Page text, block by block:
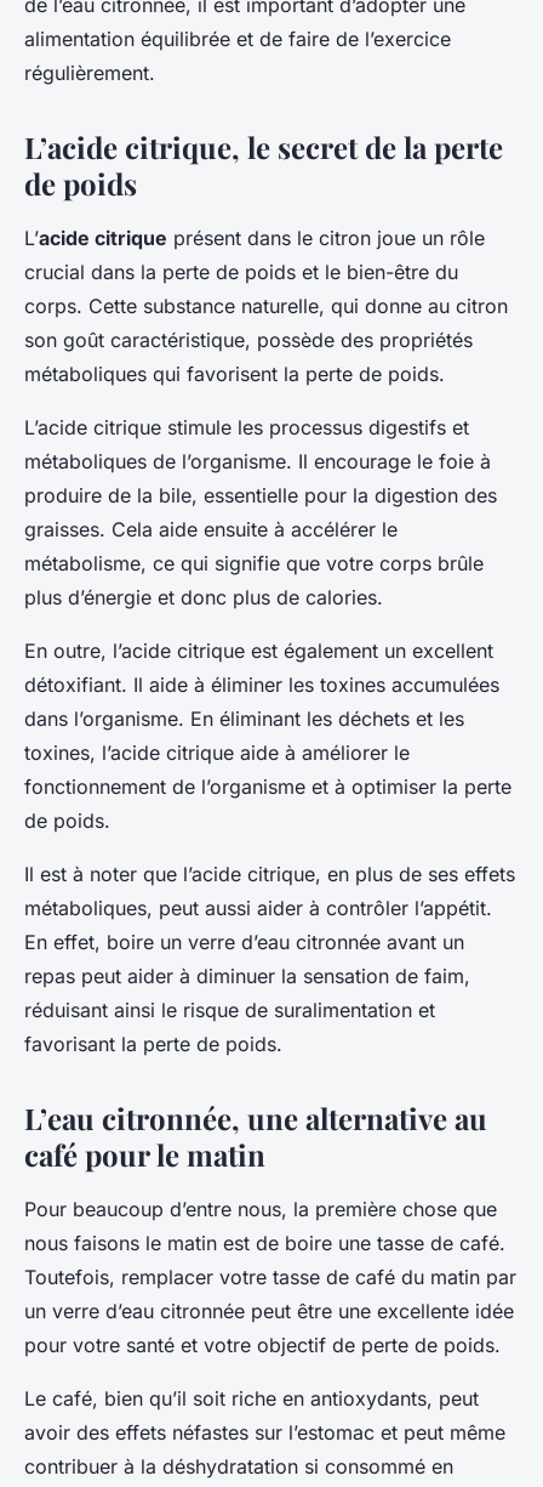
de l’eau citronnée, il est important d’adopter une
alimentation équilibrée et de faire de l’exercice
régulièrement.
L’acide citrique, le secret de la perte
de poids
L’acide citrique présent dans le citron joue un rôle
crucial dans la perte de poids et le bien-être du
corps. Cette substance naturelle, qui donne au citron
son goût caractéristique, possède des propriétés
métaboliques qui favorisent la perte de poids.
L’acide citrique stimule les processus digestifs et
métaboliques de l’organisme. Il encourage le foie à
produire de la bile, essentielle pour la digestion des
graisses. Cela aide ensuite à accélérer le
métabolisme, ce qui signifie que votre corps brûle
plus d’énergie et donc plus de calories.
En outre, l’acide citrique est également un excellent
détoxifiant. Il aide à éliminer les toxines accumulées
dans l’organisme. En éliminant les déchets et les
toxines, l’acide citrique aide à améliorer le
fonctionnement de l’organisme et à optimiser la perte
de poids.
Il est à noter que l’acide citrique, en plus de ses effets
métaboliques, peut aussi aider à contrôler l’appétit.
En effet, boire un verre d’eau citronnée avant un
repas peut aider à diminuer la sensation de faim,
réduisant ainsi le risque de suralimentation et
favorisant la perte de poids.
L’eau citronnée, une alternative au
café pour le matin
Pour beaucoup d’entre nous, la première chose que
nous faisons le matin est de boire une tasse de café.
Toutefois, remplacer votre tasse de café du matin par
un verre d’eau citronnée peut être une excellente idée
pour votre santé et votre objectif de perte de poids.
Le café, bien qu’il soit riche en antioxydants, peut
avoir des effets néfastes sur l’estomac et peut même
contribuer à la déshydratation si consommé en